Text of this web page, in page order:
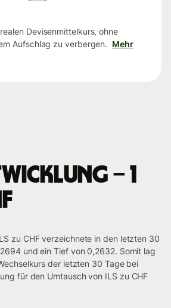
Devisenmittelkurs, ohne
Aufschlag zu verbergen. Mehr
– 1
zu CHF verzeichnete in den letzten 30
und ein Tief von 0,2632. Somit lag
der letzten 30 Tage bei
für den Umtausch von ILS zu CHF